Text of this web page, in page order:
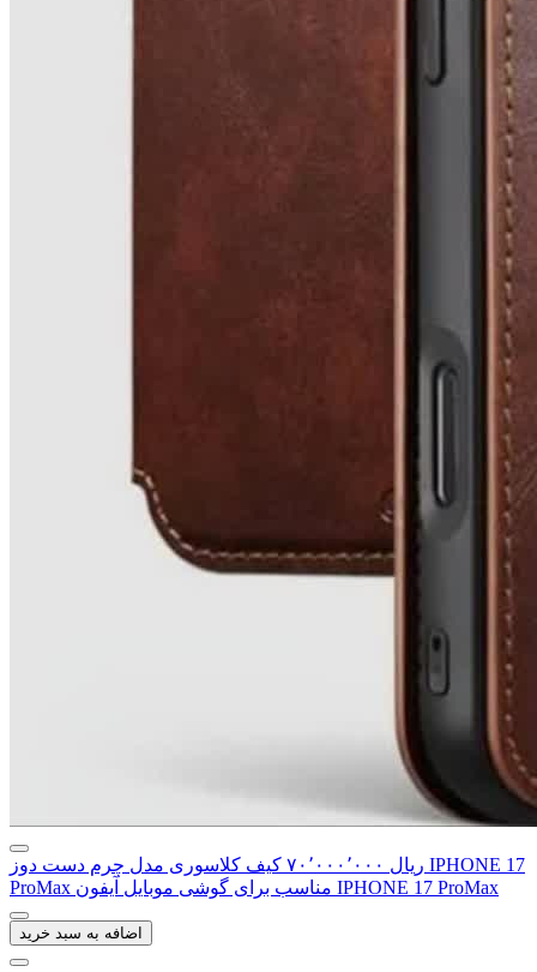
‎ریال ۷۰٬۰۰۰٬۰۰۰
کیف کلاسوری مدل چرم دست دوز IPHONE 17
ProMax مناسب برای گوشی موبایل آیفون IPHONE 17 ProMax
اضافه به سبد خرید